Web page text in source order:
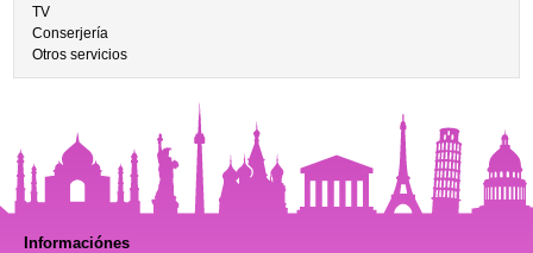
TV
Conserjería
Otros servicios
Informaciónes